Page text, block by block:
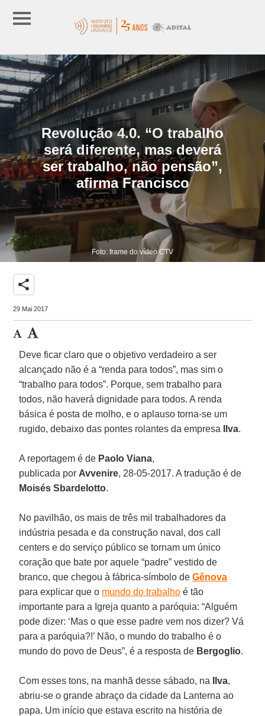
Revolução 4.0. “O trabalho
será diferente, mas deverá
ser trabalho, não pensão”,
afirma Francisco
Foto: frame do vídeo CTV
share
29 Mai 2017
Deve ficar claro que o objetivo verdadeiro a ser
alcançado não é a “renda para todos”, mas sim o
“trabalho para todos”. Porque, sem trabalho para
todos, não haverá dignidade para todos. A renda
básica é posta de molho, e o aplauso torna-se um
rugido, debaixo das pontes rolantes da empresa
Ilva.
A reportagem é de Paolo Viana,
publicada por Avvenire, 28-05-2017. A tradução é de
Moisés Sbardelotto.
No pavilhão, os mais de três mil trabalhadores da
indústria pesada e da construção naval, dos call
centers e do serviço público se tornam um único
coração que bate por aquele “padre” vestido de
branco, que chegou à fábrica-símbolo deGênova
para explicar que o mundo do trabalho é tão
importante para a Igreja quanto a paróquia: “Alguém
pode dizer: ‘Mas o que esse padre vem nos dizer? Vá
para a paróquia?!’ Não, o mundo do trabalho é o
mundo do povo de Deus”, é a resposta de Bergoglio.
Com esses tons, na manhã desse sábado, na Ilva,
abriu-se o grande abraço da cidade da Lanterna ao
papa. Um início que estava escrito na história de